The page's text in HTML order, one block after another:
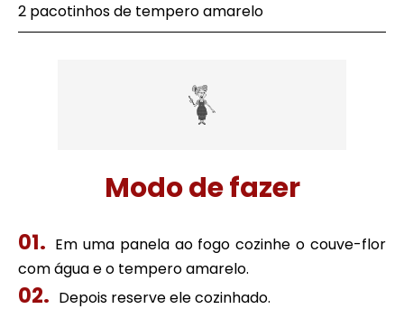
2 pacotinhos de tempero amarelo
Modo de fazer
Em uma panela ao fogo cozinhe o couve-flor
com água e o tempero amarelo.
Depois reserve ele cozinhado.